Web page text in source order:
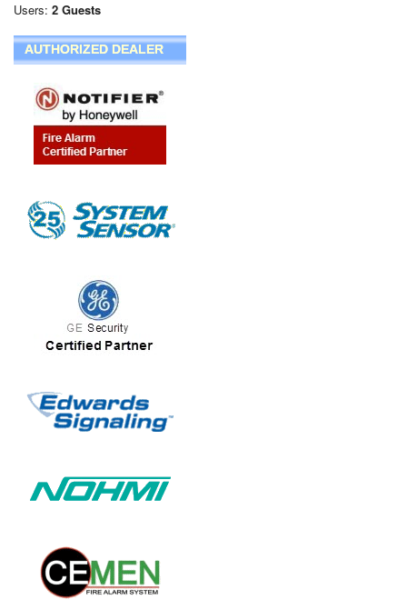
Users: 2 Guests
AUTHORIZED DEALER